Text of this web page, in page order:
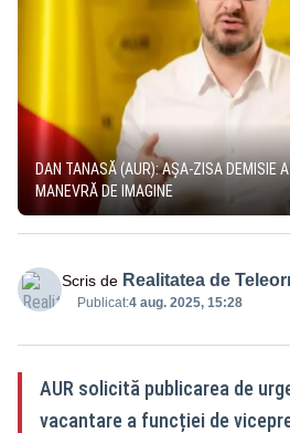
DAN TANASĂ (AUR): AȘA-ZISA DEMISIE
MANEVRĂ DE IMAGINE
Scris de Realitatea de
Publicat:4 aug. 2025, 15:28
AUR solicită publicarea de
vacantare a funcției de